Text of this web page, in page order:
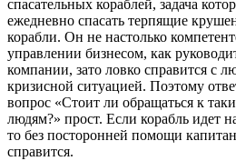
спасательных кораблей, задача
ежедневно спасать терпящие
корабли. Он не настолько
управлении бизнесом, как
компании, зато ловко справится с
кризисной ситуацией. Поэтому
вопрос «Стоит ли обращаться к
людям?» прост. Если корабль идет
то без посторонней помощи
справится.